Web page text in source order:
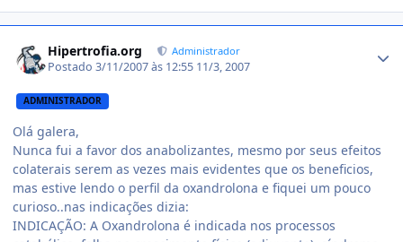
Hipertrofia.org Administrador
Postado3/11/2007 às 12:55 11/3, 2007
ADMINISTRADOR
Olá galera,
Nunca fui a favor dos anabolizantes, mesmo por seus efeitos
colaterais serem as vezes mais evidentes que os beneficios,
mas estive lendo o perfil da oxandrolona e fiquei um pouco
curioso..nas indicações dizia:
INDICAÇÃO: A Oxandrolona é indicada nos processos